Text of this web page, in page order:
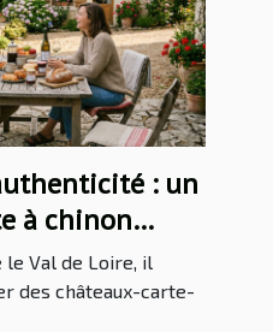
: un
à chinon
loire
Val de Loire, il
des châteaux-carte-